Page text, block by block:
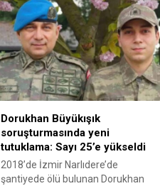
Dorukhan Büyükışık
soruşturmasında yeni
tutuklama: Sayı 25’e yükseldi
2018’de İzmir Narlıdere’de
şantiyede ölü bulunan Dorukhan